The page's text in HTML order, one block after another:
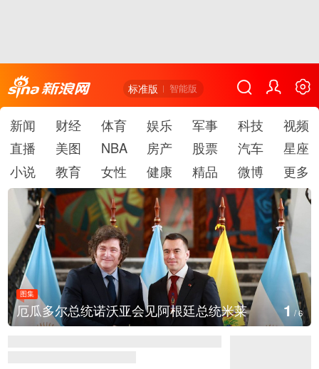
标准版 智能版
新闻 财经 体育 娱乐 军事 科技
视频
直播
美图 NBA 房产 股票 汽车
星座
小说
教育 女性 健康 精品 微博 更多
图集
厄瓜多尔总统诺沃亚会见阿根廷总统米莱 1/6